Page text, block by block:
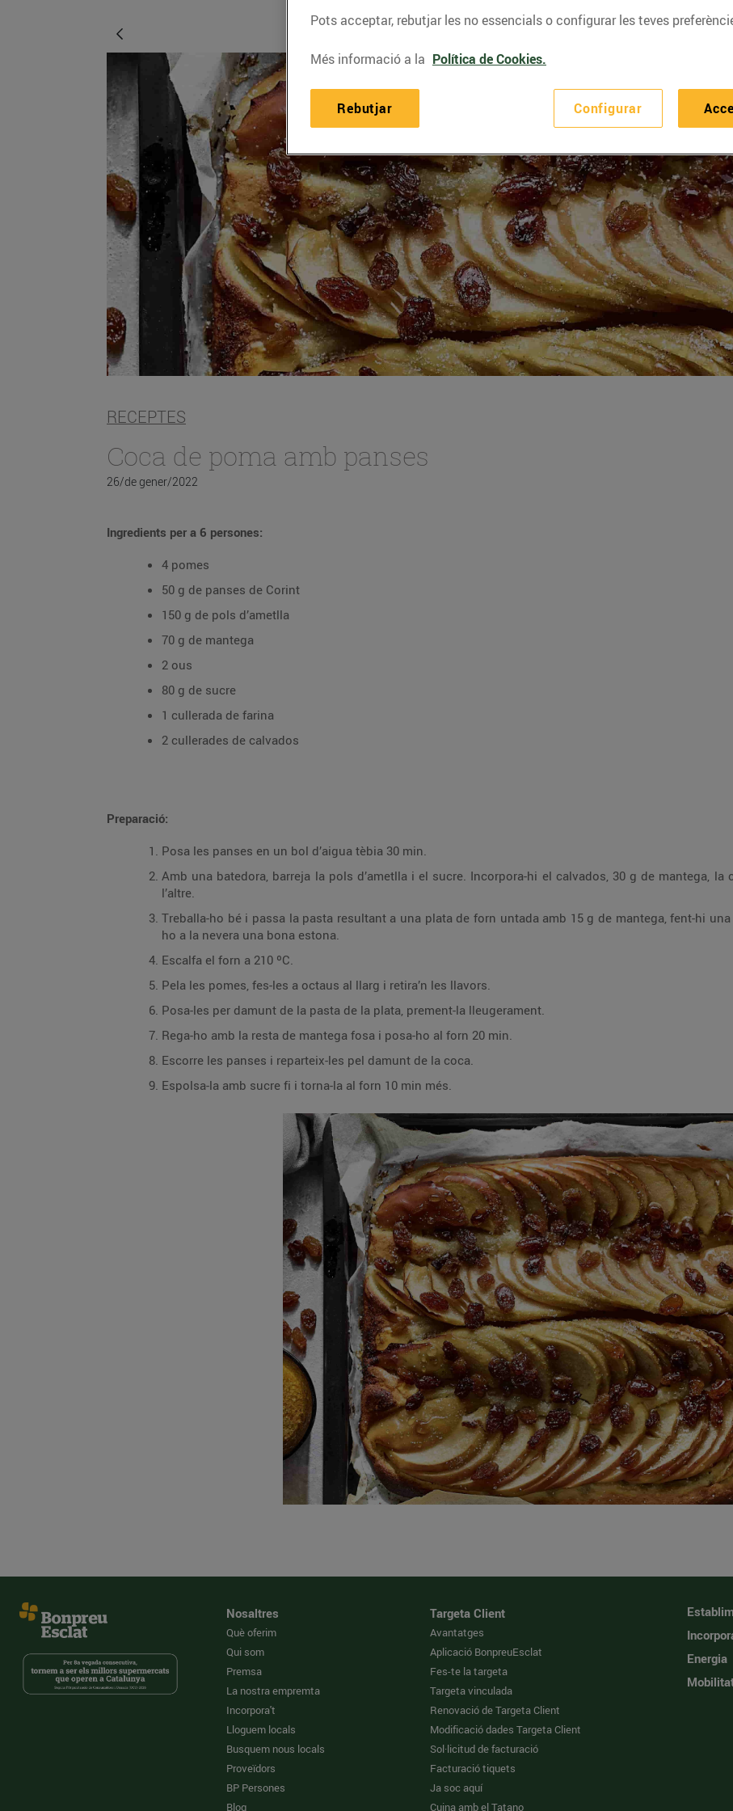
RECEPTES
Coca de poma amb panses
26/de gener/2022
Ingredients per a 6 persones:
4 pomes
50 g de panses de Corint
150 g de pols d’ametlla
70 g de mantega
2 ous
80 g de sucre
1 cullerada de farina
2 cullerades de calvados
Preparació:
Posa les panses en un bol d’aigua tèbia 30 min.
Amb una batedora, barreja la pols d’ametlla i el sucre. Incorpora-hi el calvados, 30 g de mantega,
l’altre.
Treballa-ho bé i passa la pasta resultant a una plata de forn untada amb 15 g de mantega, fent-hi
ho a la nevera una bona estona.
Escalfa el forn a 210 ºC.
Pela les pomes, fes-les a octaus al llarg i retira’n les llavors.
Posa-les per damunt de la pasta de la plata, prement-la lleugerament.
Rega-ho amb la resta de mantega fosa i posa-ho al forn 20 min.
Escorre les panses i reparteix-les pel damunt de la coca.
Espolsa-la amb sucre fi i torna-la al forn 10 min més.
Nosaltres
Què oferim
Qui som
Premsa
La nostra empremta
Incorpora't
Lloguem locals
Busquem nous locals
Proveïdors
BP Persones
Blog
Targeta Client
Avantatges
Aplicació BonpreuEsclat
Fes-te la targeta
Targeta vinculada
Renovació de Targeta Client
Modificació dades Targeta Client
Sol·licitud de facturació
Facturació tiquets
Ja soc aquí
Cuina amb el Tatano
Energia
Pots acceptar, rebutjar les no essencials o configurar les teves
Més informació a la Política de Cookies.
Configurar
Rebutjar